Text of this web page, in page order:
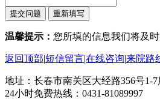
温馨提示： 您所填的信息我们将及
返回顶部|短信留言|在线咨询|来院路
地址：长春市南关区大经路356号1-
24小时免费热线：0431-81089997